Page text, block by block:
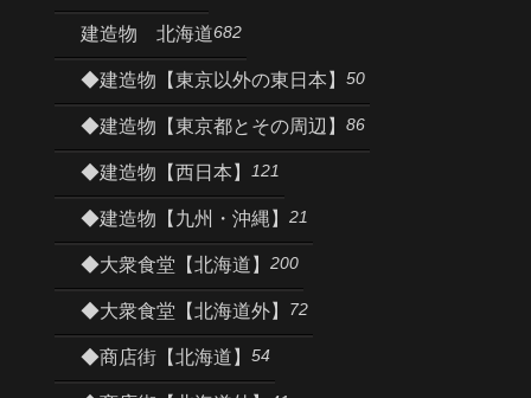
建造物 北海道682
◆建造物【東京以外の東日本】 50
◆建造物【東京都とその周辺】 86
◆建造物【西日本】 121
◆建造物【九州・沖縄】 21
◆大衆食堂【北海道】 200
◆大衆食堂【北海道外】 72
◆商店街【北海道】 54